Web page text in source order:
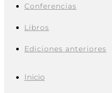
Conferencias
Libros
Ediciones anteriores
Inicio